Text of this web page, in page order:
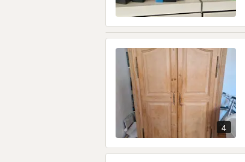
4